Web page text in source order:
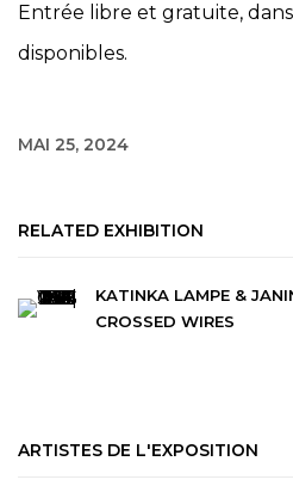
Entrée libre et gratuite,
disponibles.
MAI 25, 2024
RELATED EXHIBITION
KATINKA LAMPE &
CROSSED WIRES
ARTISTES DE L'EXPOSITION